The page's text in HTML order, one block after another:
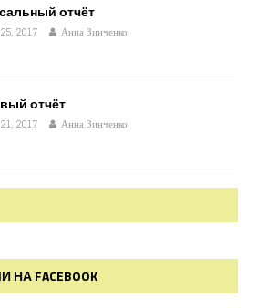
отчёт
2017 Анна Зинченко
отчёт
2017 Анна Зинченко
FACEBOOK